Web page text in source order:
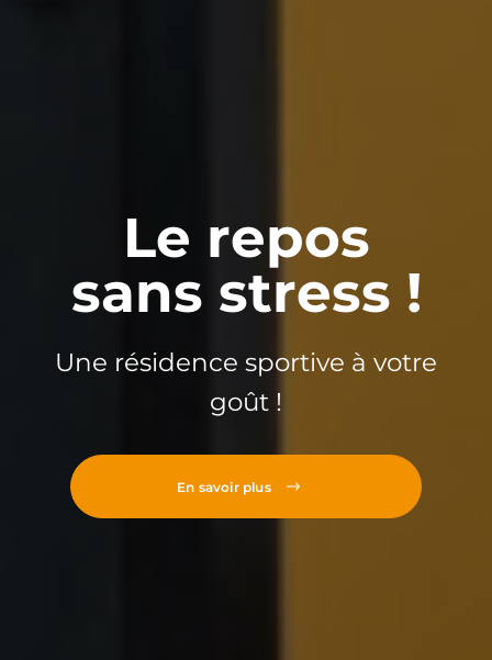
Le repos
sans stress !
Une résidence sportive à votre
goût !
En savoir plus